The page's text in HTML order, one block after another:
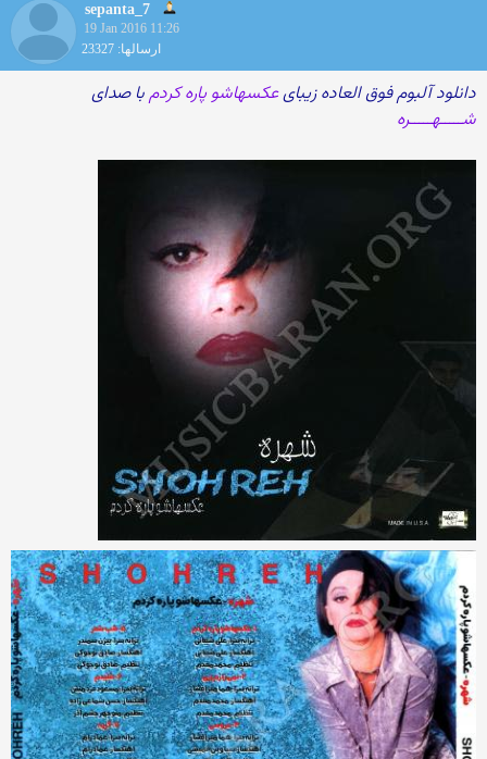
sepanta_7
19 Jan 2016 11:26
ارسالها: 23327
دانلود آلبوم فوق العاده زیبایعکسهاشو پاره کردمبا صدای
شـــــهـــــره